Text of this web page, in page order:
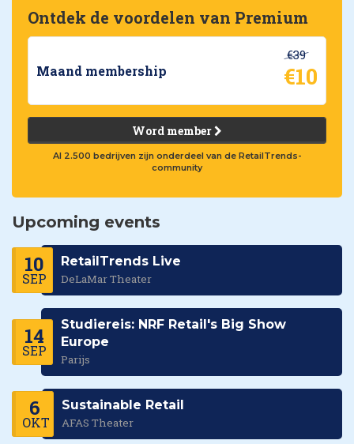
Ontdek de voordelen van Premium
Maand membership
€39
€10
Word member
Al 2.500 bedrijven zijn onderdeel van de RetailTrends-
community
Upcoming events
10
SEP
RetailTrends Live
DeLaMar Theater
14
SEP
Studiereis: NRF Retail's Big Show
Europe
Parijs
6
OKT
Sustainable Retail
AFAS Theater